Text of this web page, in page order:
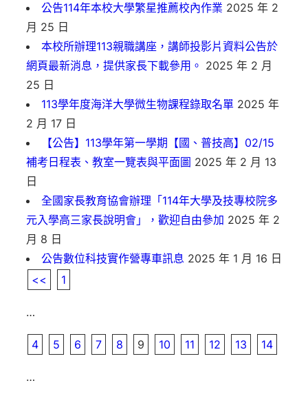
公告114年本校大學繁星推薦校內作業 2025 年 2
月 25 日
本校所辦理113親職講座，講師投影片資料公告於
網頁最新消息，提供家長下載參用。 2025 年 2 月
25 日
113學年度海洋大學微生物課程錄取名單 2025 年
2 月 17 日
【公告】113學年第一學期【國、普技高】02/15
補考日程表、教室一覽表與平面圖 2025 年 2 月 13
日
全國家長教育協會辦理「114年大學及技專校院多
元入學高三家長說明會」，歡迎自由參加 2025 年 2
月 8 日
公告數位科技實作營專車訊息 2025 年 1 月 16 日
<<
1
…
4 5 6 7 8 9 10 11 12 13 14
…